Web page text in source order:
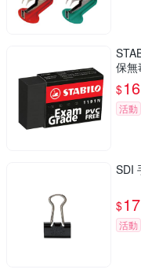
保無
$16
活動
SDI
$17
活動